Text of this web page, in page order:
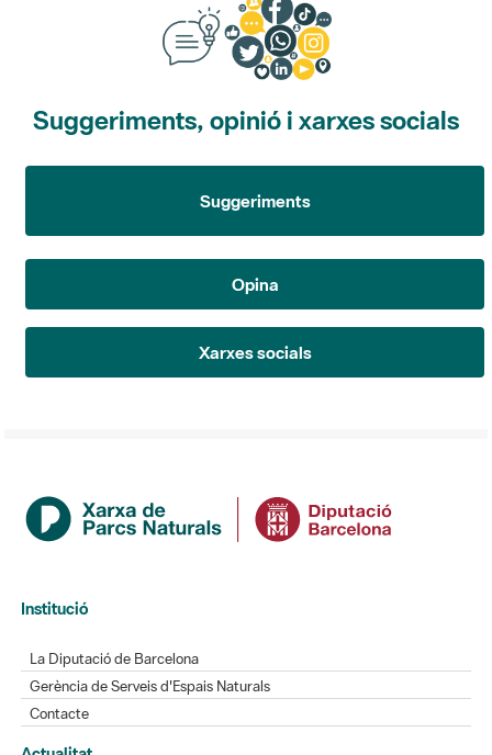
Suggeriments, opinió i xarxes socials
Suggeriments
Opina
Xarxes socials
Institució
La Diputació de Barcelona
Gerència de Serveis d'Espais Naturals
Contacte